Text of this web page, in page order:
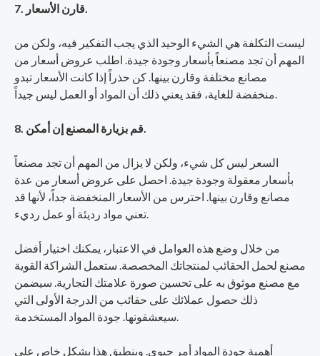
7. قارن الأسعار.
ليست التكلفة هي الشيء الوحيد الذي يجب التفكير فيه، ولكن من
المهم أن تجد مصنعاً بأسعار وجودة جيدة. اطلب عروض أسعار من
مصانع مختلفة وقارن بينها. كن حذراً إذا كانت الأسعار تبدو
منخفضة للغاية، فقد يعني ذلك أن المواد أو العمل ليس جيداً.
8. قم بزيارة المصنع إن أمكن.
السعر ليس كل شيء، ولكن لا يزال من المهم أن تجد مصنعاً
بأسعار معقولة وجودة جيدة. احصل على عروض أسعار من عدة
مصانع وقارن بينها. احترس من الأسعار المنخفضة جداً، لأنها قد
تعني مواد رديئة أو عمل رديء.
من خلال وضع هذه العوامل في الاعتبار، يمكنك اختيار أفضل
مصنع لحمل الحقائب لمنتجاتك المخصصة. ستعمل الشراكة القوية
مع مصنع موثوق به على تحسين صورة علامتك التجارية. سيضمن
ذلك حصول عملائك على حقائب من الدرجة الأولى التي
سيعشقونها. جودة المواد المستخدمة.
أهمية جودة المواد أمر حيوي. وينطبق هذا بشكل خاص على